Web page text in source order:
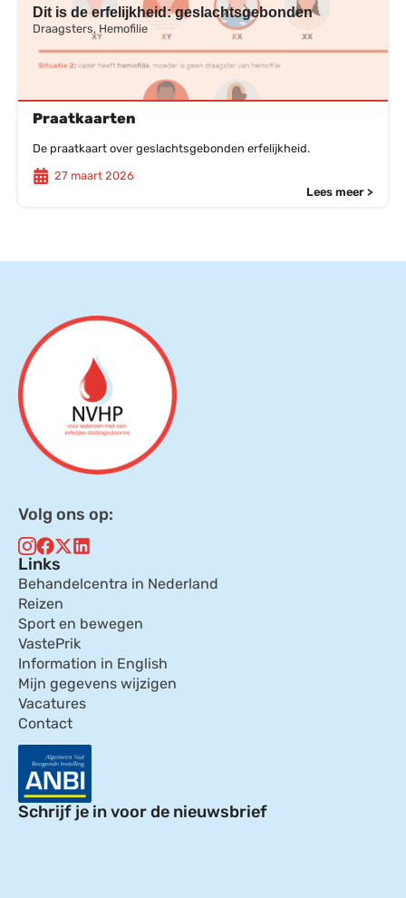
Dit is de erfelijkheid: geslachtsgebonden
Draagsters, Hemofilie
Praatkaarten
De praatkaart over geslachtsgebonden erfelijkheid.
27 maart 2026
Lees meer >
Volg ons op:
Links
Behandelcentra in Nederland
Reizen
Sport en bewegen
VastePrik
Information in English
Mijn gegevens wijzigen
Vacatures
Contact
Schrijf je in voor de nieuwsbrief